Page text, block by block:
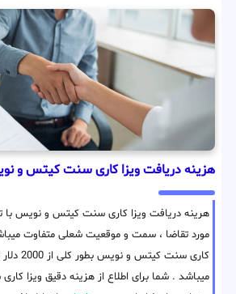
هزینه دریافت ویزا کاری سنت کیتس و
هرینه دریافت ویزا کاری سنت کیتس و نویس با
مورد تقاضا ، سمت و موقعیت شعلی متفاوت
میباشد . شما برای اطلاع از هزینه دقیق ویزا